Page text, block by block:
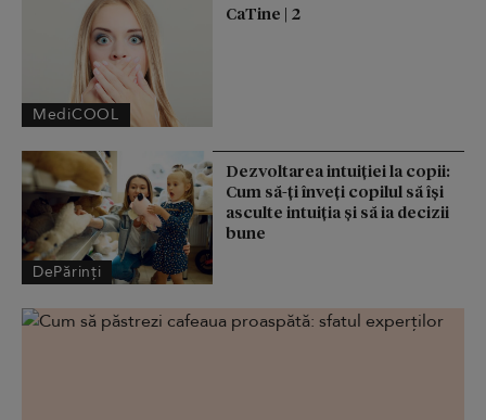
MediCOOL
CaTine | 2
DePărinți
Dezvoltarea intuiției la copii:
Cum să-ți înveți copilul să își
asculte intuiția și să ia decizii
bune